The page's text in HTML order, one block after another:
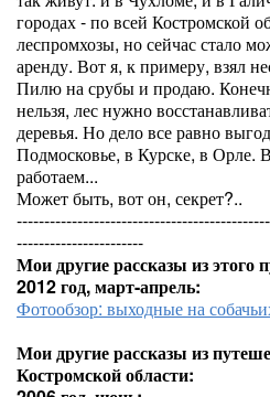
городах - по всей Костромской
леспромхозы, но сейчас стало
аренду. Вот я, к примеру, взял
Пилю на срубы и продаю.
нельзя, лес нужно
деревья. Но дело все равно
Подмосковье, в Курске, в Орле.
работаем...
Может быть, вот он, секрет?..
-----------------------
Мои другие рассказы из этого
2012 год, март-апрель:
Фотообзор: выходные на
Мои другие рассказы из
Костромской области: